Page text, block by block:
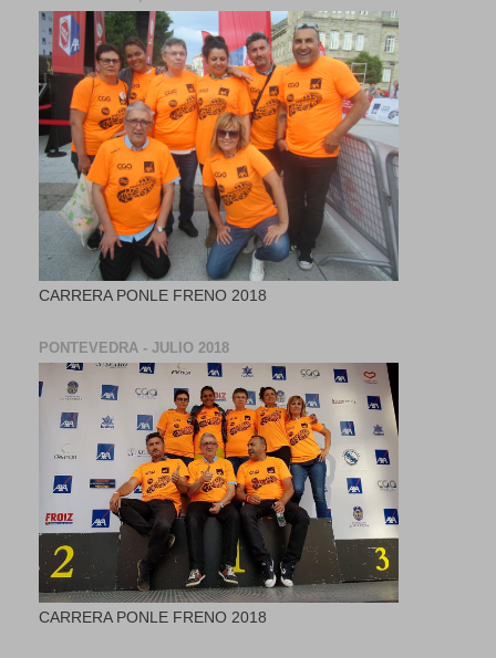
CARRERA PONLE FRENO 2018
PONTEVEDRA - JULIO 2018
CARRERA PONLE FRENO 2018